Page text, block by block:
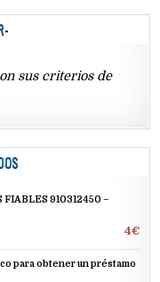
sus criterios de
FIABLES 910312450 –
4€
para obtener un préstamo